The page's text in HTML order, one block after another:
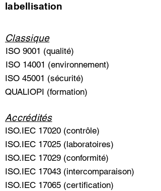
labellisation
Classique
ISO 9001 (qualité)
ISO 14001 (environnement)
ISO 45001 (sécurité)
QUALIOPI (formation)
Accrédités
ISO.IEC 17020 (contrôle)
ISO.IEC 17025 (laboratoires)
ISO.IEC 17029 (conformité)
ISO.IEC 17043 (intercomparaison)
ISO.IEC 17065 (certification)